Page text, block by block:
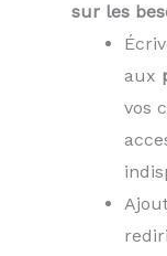
sur les
aux
vos